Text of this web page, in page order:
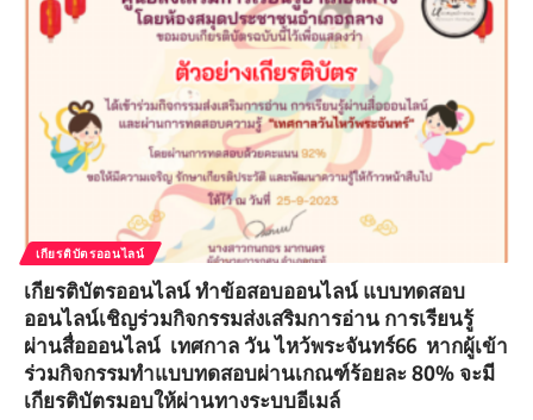
เกียรติบัตรออนไลน์
เกียรติบัตรออนไลน์ ทำข้อสอบออนไลน์ แบบทดสอบ
ออนไลน์เชิญร่วมกิจกรรมส่งเสริมการอ่าน การเรียนรู้
ผ่านสื่อออนไลน์ เทศกาล วัน ไหว้พระจันทร์66 หากผู้เข้า
ร่วมกิจกรรมทำแบบทดสอบผ่านเกณฑ์ร้อยละ 80% จะมี
เกียรติบัตรมอบให้ผ่านทางระบบอีเมล์